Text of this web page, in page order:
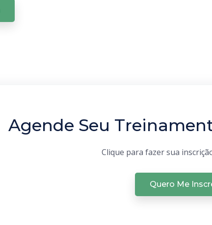
Agende Seu
Clique para fazer sua
Quero Me